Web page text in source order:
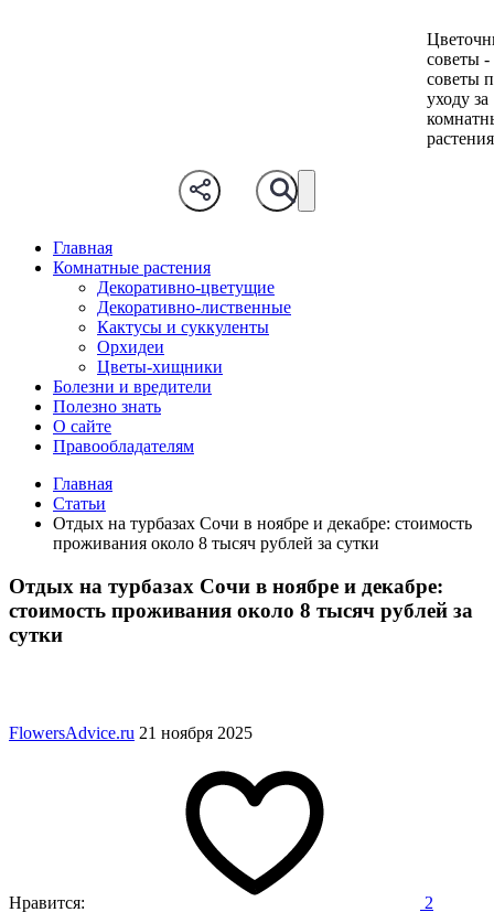
советы -
советы
уходу за
Главная
Комнатные растения
Декоративно-цветущие
Декоративно-лиственные
Кактусы и суккуленты
Орхидеи
Цветы-хищники
Болезни и вредители
Полезно знать
О сайте
Правообладателям
Главная
Статьи
Отдых на турбазах Сочи в ноябре и декабре: стоимость
проживания около 8 тысяч рублей за сутки
Отдых на турбазах Сочи в ноябре и декабре:
стоимость проживания около 8 тысяч рублей за
сутки
FlowersAdvice.ru 21 ноября 2025
Нравится: 2